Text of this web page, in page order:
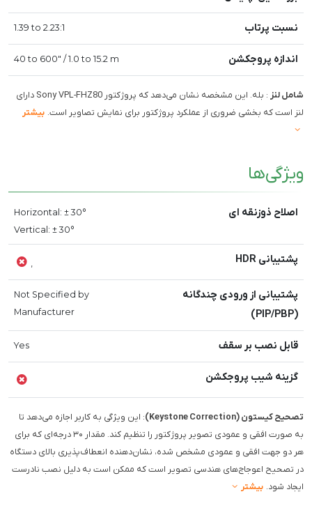
نسبت پرتاب 1.39 to 2.23:1
اندازه پروجکشن 40 to 600" / 1.0 to 15.2 m
شامل لنز
: بله. این مشخصه نشان می‌دهد که پروژکتور Sony VPL-FHZ80 دارای
لنز است که بخشی ضروری از عملکرد پروژکتور برای نمایش تصاویر است. بیشتر
ویژگی‌ها
اصلاح ذوزنقه ای
Horizontal: ± 30°
Vertical: ± 30°
پشتیبانی HDR ,
پشتیبانی از ورودی چندگانه
(PIP/PBP)
Not Specified by
Manufacturer
قابل نصب بر سقف Yes
گزینه شیب پروجکشن
تصحیح کیستون (Keystone Correction)
: این ویژگی به کاربر اجازه می‌دهد تا
به صورت افقی و عمودی تصویر پروژکتور را تنظیم کند. مقدار ۳۰ درجه‌ای که برای
هر دو جهت افقی و عمودی مشخص شده، نشان‌دهنده انعطاف‌پذیری بالای دستگاه
در تصحیح اعوجاج‌های هندسی تصویر است که ممکن است به دلیل نصب نادرست
ایجاد شود. بیشتر